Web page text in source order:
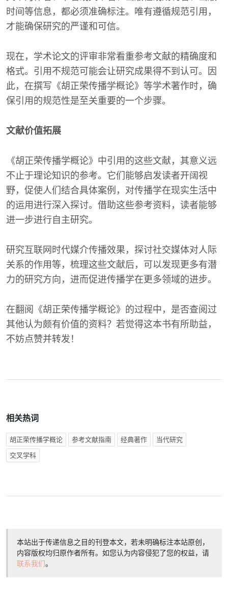
时间等信息，都必须准确标注。唯有遵循规范引用，
才能确保研究的严谨和可信。
现在，学术论文的评审非常看重参考文献的精确度和
格式。引用不规范可能会让研究成果得不到认可。因
此，在撰写《胡正荣传播学概论》等学术著作时，确
保引用的规范性是至关重要的一个步骤。
文献价值拓展
《胡正荣传播学概论》中引用的这些文献，其意义远
不止于理论知识的参考。它们能够启发读者开阔视
野，促使人们结合具体案例，对传播学在现实生活中
的运用进行深入探讨。借助这些参考资料，读者能够
进一步进行自主研究。
研究互联网时代媒介传播效果，探讨社交媒体对人际
关系的作用等，梳理这些文献后，可以发现更多有潜
力的研究方向，进而促进传播学在更多领域的进步。
在翻阅《胡正荣传播学概论》的过程中，是否查阅过
其他认为颇有价值的资料？若觉得这本书有所助益，
不妨点赞并转发！
相关热词
胡正荣传播学概论 参考文献指南 经典著作 当代研究
交叉学科
本站出于传递信息之目的刊登本文，若未明确标注本站原创，
内容版权均归原作者所有。如您认为内容侵犯了您的权益，请
联系我们。